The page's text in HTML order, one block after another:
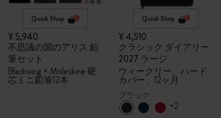
Quick Shop
¥ 5,940
不思議の国のアリス 鉛
筆セット
Blackwing × Moleskine 硬
芯ミニ鉛筆12本
Quick Shop
¥ 4,510
クラシック ダイアリー
2027 ラージ
ウィークリー、ハード
カバー、12ヶ月
ブラック
+2